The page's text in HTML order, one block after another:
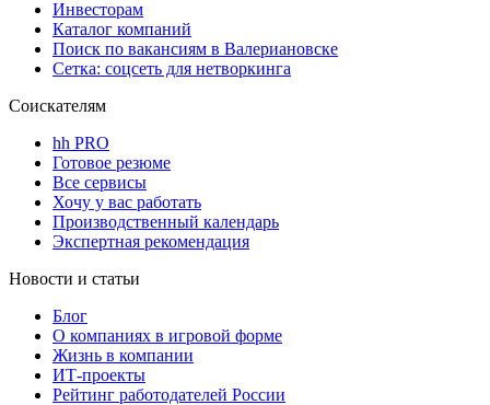
Инвесторам
Каталог компаний
Поиск по вакансиям в Валериановске
Сетка: соцсеть для нетворкинга
Соискателям
hh PRO
Готовое резюме
Все сервисы
Хочу у вас работать
Производственный календарь
Экспертная рекомендация
Новости и статьи
Блог
О компаниях в игровой форме
Жизнь в компании
ИТ-проекты
Рейтинг работодателей России